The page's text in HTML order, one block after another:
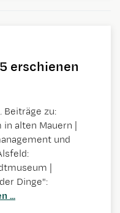
erschienen
Beiträge zu:
alten Mauern |
und
|
Dinge":
...